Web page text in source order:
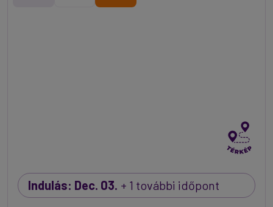
Indulás: Dec. 03. + 1 további időpont